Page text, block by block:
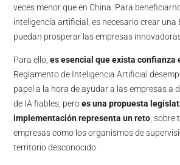
veces menor que en China. Para
inteligencia artificial, es necesario crear una
puedan prosperar las empresas
Para ello,es esencial que exista confianza
Reglamento de Inteligencia Artificial
papel a la hora de ayudar a las empresas a
de IA fiables, peroes una propuesta
implementación representa un reto ,
empresas como los organismos de
territorio desconocido.